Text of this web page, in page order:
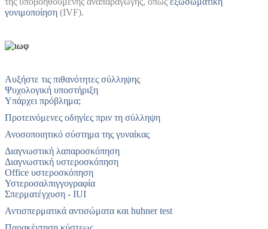
γονιμοποίηση (IVF).
Αυξήστε τις πιθανότητες σύλληψης
Ψυχολογική υποστήριξη
Υπάρχει πρόβλημα;
Προτεινόμενες οδηγίες πριν τη σύλληψη
Ανοσοποιητικό σύστημα της γυναίκας
Διαγνωστική λαπαροσκόπηση
Διαγνωστική υστεροσκόπηση
Office υστεροσκόπηση
Υστεροσαλπιγγογραφία
Σπερματέγχυση - IUI
Αντισπερματικά αντισώματα και huhner test